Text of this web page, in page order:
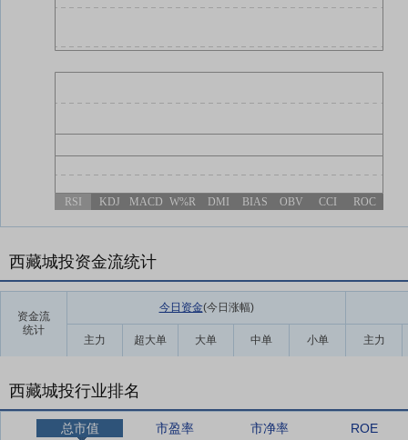
RSI KDJ MACD W%R DMI BIAS OBV CCI ROC
西藏城投资金流统计
资金流
统计
今日资金(今日涨幅)
主力 超大单 大单 中单 小单 主力
西藏城投行业排名
总市值 市盈率 市净率 ROE